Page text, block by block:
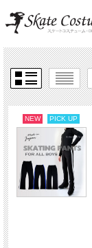
NEW PICK UP